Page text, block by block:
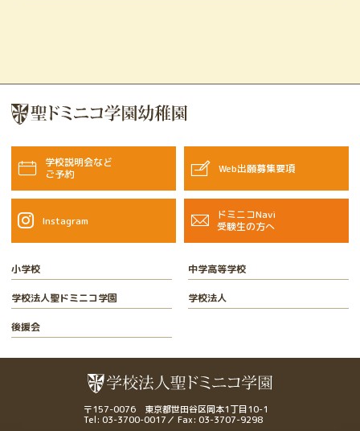
学校説明会など
ご予約
Web出願募集要項
Instagram
ドミニコNavi
受験生の方へ
小学校 中学高等学校
学校法人聖ドミニコ学園 学校法人
後援会
〒157-0076 東京都世田谷区岡本1丁目10-1
Tel: 03-3700-0017／ Fax: 03-3707-9298